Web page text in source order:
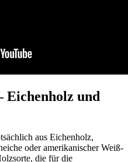
Eichenholz und
aus Eichenholz,
oder amerikanischer Weiß-
die für die